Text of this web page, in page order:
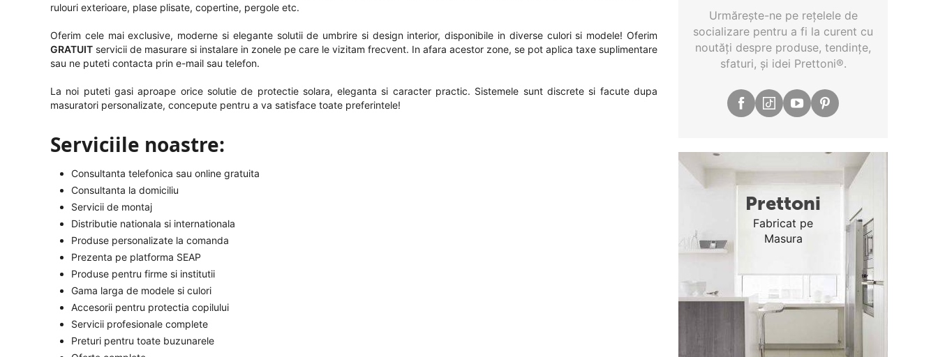
rulouri exterioare, plase plisate, copertine, pergole etc.
Oferim cele mai exclusive, moderne si elegante solutii de umbrire si design interior, disponibile in diverse culori si modele! Oferim
GRATUIT servicii de masurare si instalare in zonele pe care le vizitam frecvent. In afara acestor zone, se pot aplica taxe suplimentare
sau ne puteti contacta prin e-mail sau telefon.
La noi puteti gasi aproape orice solutie de protectie solara, eleganta si caracter practic. Sistemele sunt discrete si facute dupa
masuratori personalizate, concepute pentru a va satisface toate preferintele!
Serviciile noastre:
Consultanta telefonica sau online gratuita
Consultanta la domiciliu
Servicii de montaj
Distributie nationala si internationala
Produse personalizate la comanda
Prezenta pe platforma SEAP
Produse pentru firme si institutii
Gama larga de modele si culori
Accesorii pentru protectia copilului
Servicii profesionale complete
Preturi pentru toate buzunarele
Urmăreşte-ne pe reţelele de
socializare pentru a fi la curent cu
noutăţi despre produse, tendinţe,
sfaturi, şi idei Prettoni®.
Prettoni
Fabricat pe
Masura